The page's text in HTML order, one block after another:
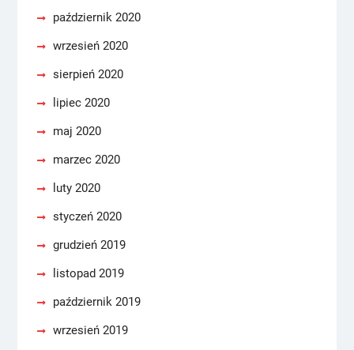
październik 2020
wrzesień 2020
sierpień 2020
lipiec 2020
maj 2020
marzec 2020
luty 2020
styczeń 2020
grudzień 2019
listopad 2019
październik 2019
wrzesień 2019